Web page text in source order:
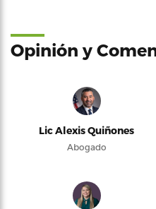
Opinión y
Lic Alexis Quiñones
Abogado